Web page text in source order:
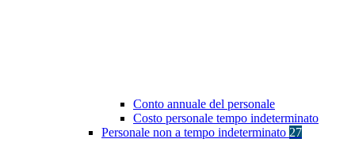
Conto annuale del personale
Costo personale tempo indeterminato
Personale non a tempo indeterminato 27